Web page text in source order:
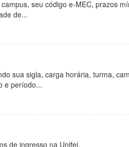
seu código e-MEC, prazos
de...
sua sigla, carga horária, turma,
e período...
de ingresso na Unifei.